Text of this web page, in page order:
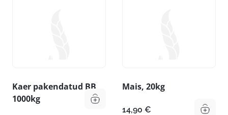
Kaer pakendatud BB
1000kg
Mais, 20kg
14,90 €